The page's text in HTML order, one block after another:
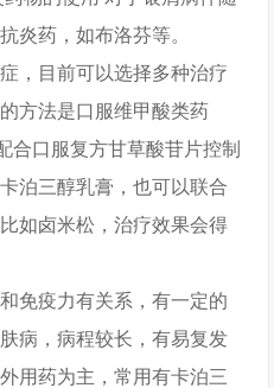
炎药，如布洛芬等。
，目前可以选择多种治疗
方法是口服维甲酸类药
合口服复方甘草酸苷片控制
泊三醇乳膏，也可以联合
如卤米松，治疗效果会得
免疫力有关系，有一定的
病，病程较长，有易复发
用药为主，常用有卡泊三